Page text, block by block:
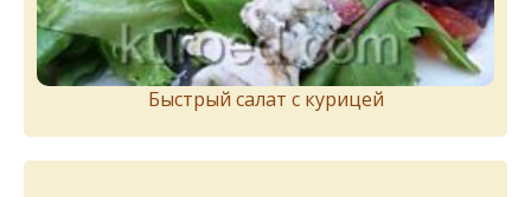
Быстрый салат с курицей